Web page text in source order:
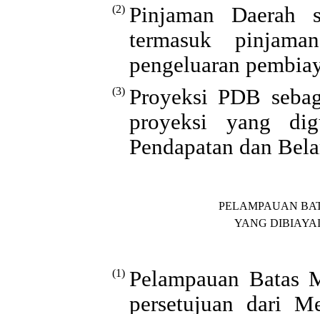
(2) Pinjaman Daerah
termasuk
pengeluaran
(3) Proyeksi PDB
proyeksi yang
Pendapatan dan
PELAMPAUAN
YANG
(1) Pelampauan Batas
persetujuan dari